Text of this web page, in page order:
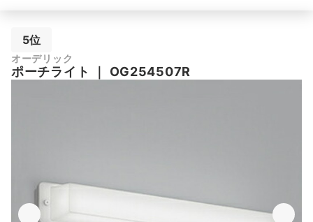
5位
オーデリック
ポーチライト OG254507R